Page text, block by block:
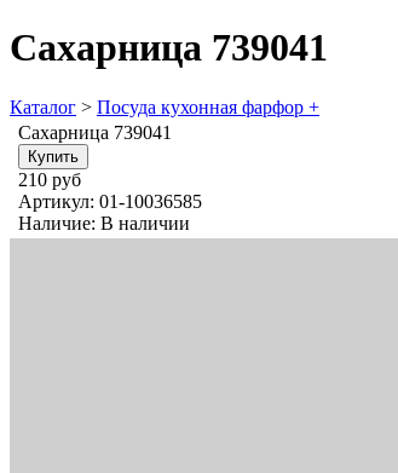
Сахарница 739041
Каталог > Посуда кухонная фарфор +
Сахарница 739041
210 руб
Артикул: 01-10036585
Наличие: В наличии